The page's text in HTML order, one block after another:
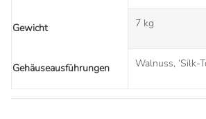
Gewicht 7 kg
Gehäuseausführungen Walnuss, ‘Silk-